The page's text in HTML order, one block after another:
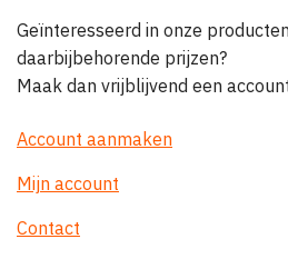
Geïnteresseerd in onze
daarbijbehorende prijzen?
Maak dan vrijblijvend een
Account aanmaken
Mijn account
Contact